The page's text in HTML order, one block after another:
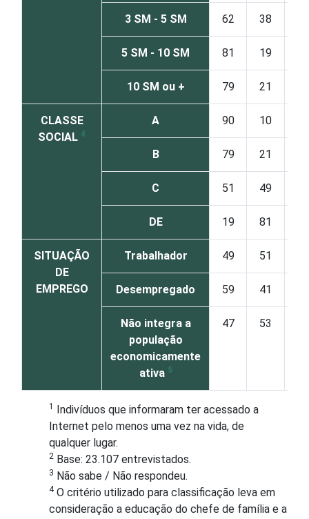
3 SM - 5 SM 62 38
5 SM - 10 SM 81 19
10 SM ou + 79 21
CLASSE
SOCIAL 4
A 90 10
B 79 21
C 51 49
DE 19 81
SITUAÇÃO
DE
EMPREGO
Trabalhador 49 51
Desempregado 59 41
Não integra a
população
economicamente
ativa 5
47 53
1 Indivíduos que informaram ter acessado a
Internet pelo menos uma vez na vida, de
qualquer lugar.
2 Base: 23.107 entrevistados.
3 Não sabe / Não respondeu.
4O critério utilizado para classificação leva em
consideração a educação do chefe de família e a